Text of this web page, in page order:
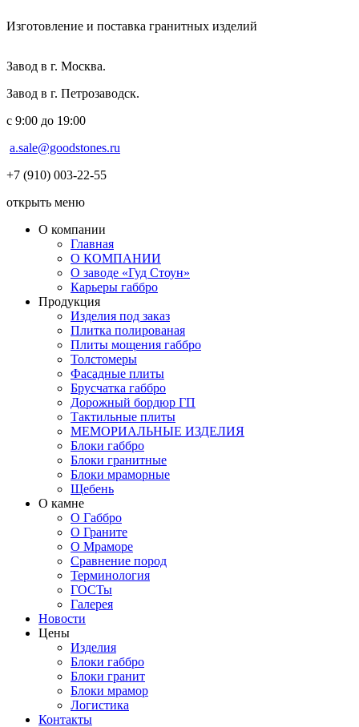
Изготовление и поставка гранитных изделий
Завод в г. Москва.
Завод в г. Петрозаводск.
с 9:00 до 19:00
a.sale@goodstones.ru
+7 (910) 003-22-55
открыть меню
О компании
Главная
О КОМПАНИИ
О заводе «Гуд Стоун»
Карьеры габбро
Продукция
Изделия под заказ
Плитка полированая
Плиты мощения габбро
Толстомеры
Фасадные плиты
Брусчатка габбро
Дорожный бордюр ГП
Тактильные плиты
МЕМОРИАЛЬНЫЕ ИЗДЕЛИЯ
Блоки габбро
Блоки гранитные
Блоки мраморные
Щебень
О камне
О Габбро
О Граните
О Мраморе
Сравнение пород
Терминология
ГОСТы
Галерея
Новости
Цены
Изделия
Блоки габбро
Блоки гранит
Блоки мрамор
Логистика
Контакты